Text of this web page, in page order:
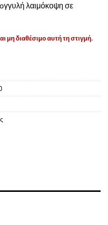
λαιμόκοψη σε
μη διαθέσιμο αυτή τη στιγμή.